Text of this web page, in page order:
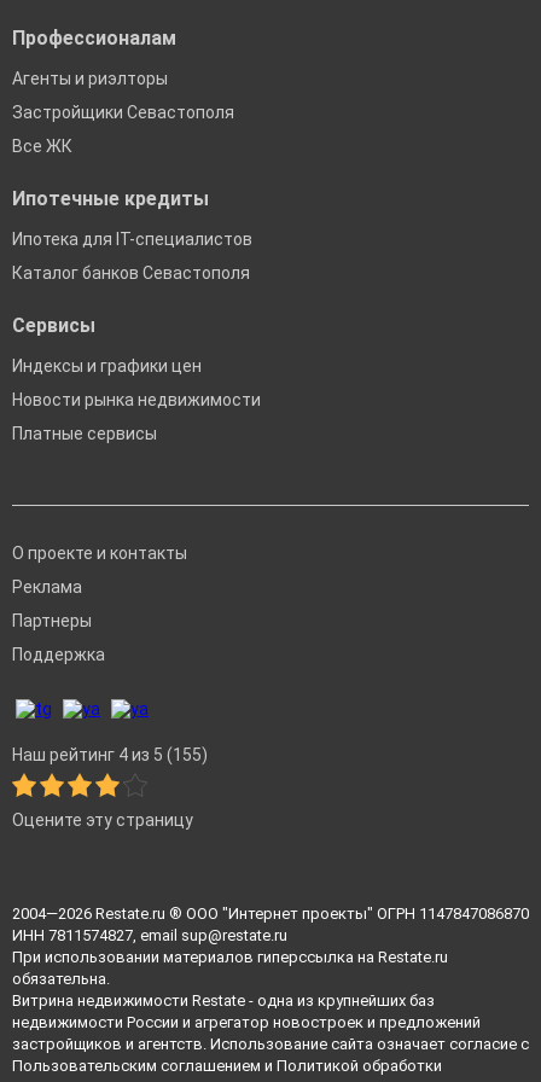
Профессионалам
Агенты и риэлторы
Застройщики Севастополя
Все ЖК
Ипотечные кредиты
Ипотека для IT-специалистов
Каталог банков Севастополя
Сервисы
Индексы и графики цен
Новости рынка недвижимости
Платные сервисы
О проекте и контакты
Реклама
Партнеры
Поддержка
Наш рейтинг 4 из 5 (155)
Оцените эту страницу
2004—2026 Restate.ru ® ООО "Интернет проекты" ОГРН 1147847086870
ИНН 7811574827, email sup@restate.ru
При использовании материалов гиперссылка на Restate.ru
обязательна.
Витрина недвижимости Restate - одна из крупнейших баз
недвижимости России и агрегатор новостроек и предложений
застройщиков и агентств. Использование сайта означает согласие с
Пользовательским соглашением и Политикой обработки